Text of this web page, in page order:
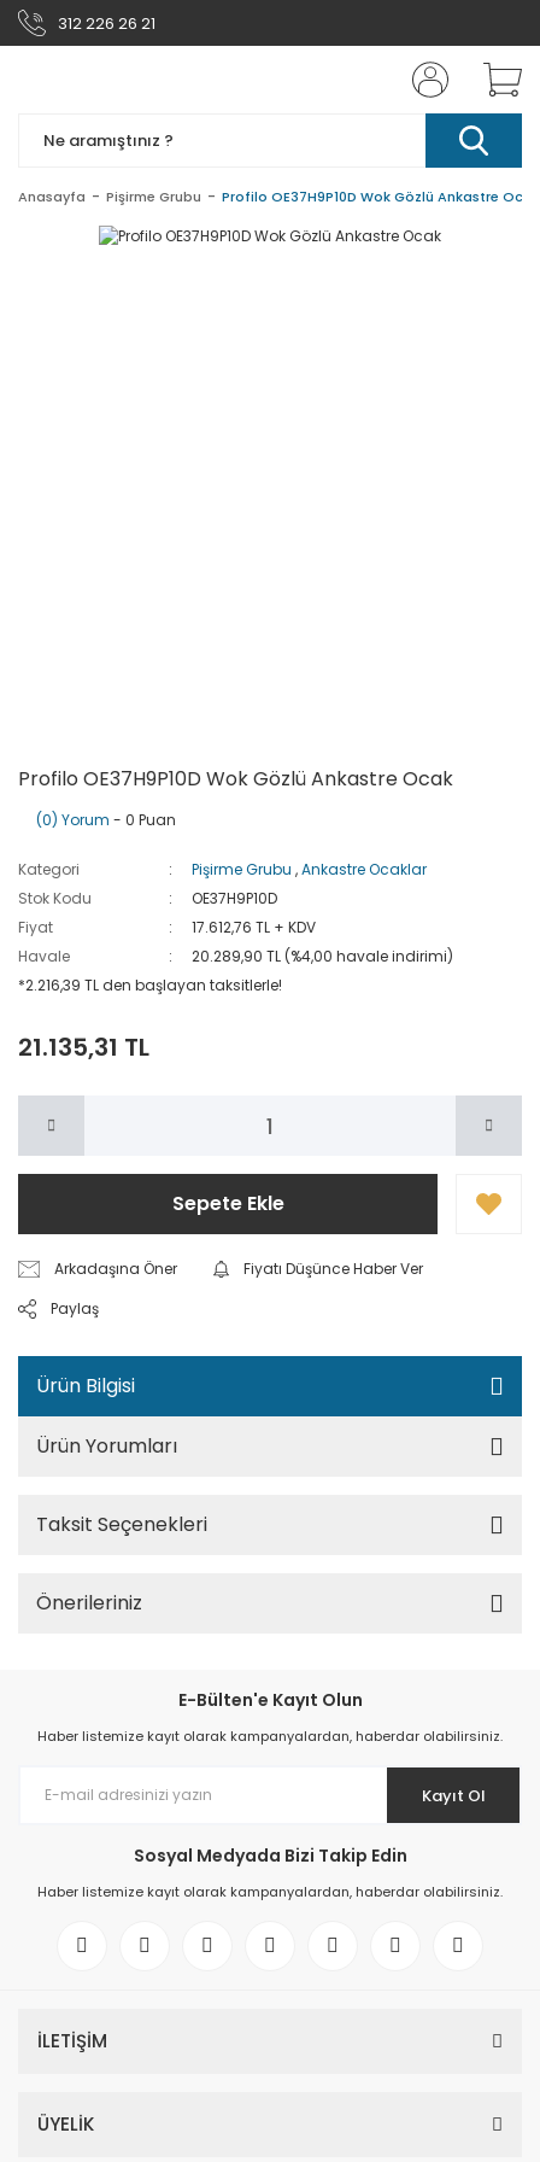
312 226 26 21
Anasayfa Pişirme Grubu Profilo OE37H9P10D Wok Gözlü Ankastre Ocak
Profilo OE37H9P10D Wok Gözlü Ankastre Ocak
(0) Yorum - 0 Puan
Kategori Pişirme Grubu ,Ankastre Ocaklar
Stok Kodu
OE37H9P10D
Fiyat
17.612,76 TL + KDV
Havale
20.289,90 TL (%4,00 havale indirimi)
*2.216,39 TL den başlayan taksitlerle!
21.135,31 TL
Sepete Ekle
Arkadaşına Öner
Fiyatı Düşünce Haber Ver
Paylaş
Ürün Bilgisi
Ürün Yorumları
Taksit Seçenekleri
Önerileriniz
E-Bülten'e Kayıt Olun
Haber listemize kayıt olarak kampanyalardan, haberdar olabilirsiniz.
Kayıt Ol
Sosyal Medyada Bizi Takip Edin
Haber listemize kayıt olarak kampanyalardan, haberdar olabilirsiniz.
İLETİŞİM
ÜYELİK